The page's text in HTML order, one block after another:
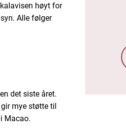
høyt for
Alle følger
det siste året.
mye støtte til
Macao.